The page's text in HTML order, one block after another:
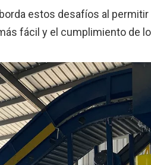
estos desafíos al
fácil y el cumplimiento de